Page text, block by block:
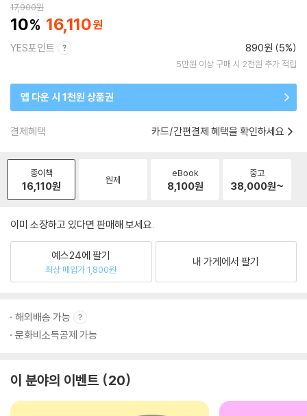
17,900원
10 16,110
YES포인트 890원 (5%)
5만원 이상 구매 시 2천원 추가 적립
앱 다운 시 1천원 상품권
결제혜택 카드/간편결제 혜택을 확인하세요
종이책
16,110원 원제
eBook
8,100원
중고
38,000원~
이미 소장하고 있다면 판매해 보세요.
예스24에 팔기
최상 매입가 1,800원
내 가게에서 팔기
해외배송 가능
문화비소득공제 가능
이 분야의 이벤트 20